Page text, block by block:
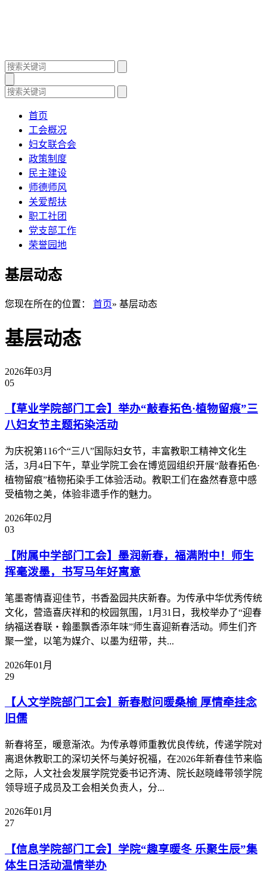
首页
工会概况
妇女联合会
政策制度
民主建设
师德师风
关爱帮扶
职工社团
党支部工作
荣誉园地
基层动态
您现在所在的位置： 首页» 基层动态
基层动态
2026年03月
05
【草业学院部门工会】举办“敲春拓色·植物留痕”三
八妇女节主题拓染活动
为庆祝第116个“三八”国际妇女节，丰富教职工精神文化生
活，3月4日下午，草业学院工会在博览园组织开展“敲春拓色·
植物留痕”植物拓染手工体验活动。教职工们在盎然春意中感
受植物之美，体验非遗手作的魅力。
2026年02月
03
【附属中学部门工会】墨润新春，福满附中！师生
挥毫泼墨，书写马年好寓意
笔墨寄情喜迎佳节，书香盈园共庆新春。为传承中华优秀传统
文化，营造喜庆祥和的校园氛围，1月31日，我校举办了“迎春
纳福送春联・翰墨飘香添年味”师生喜迎新春活动。师生们齐
聚一堂，以笔为媒介、以墨为纽带，共...
2026年01月
29
【人文学院部门工会】新春慰问暖桑榆 厚情牵挂念
旧儒
​新春将至，暖意渐浓。为传承尊师重教优良传统，传递学院对
离退休教职工的深切关怀与美好祝福，在2026年新春佳节来临
之际，人文社会发展学院党委书记齐涛、院长赵晓峰带领学院
领导班子成员及工会相关负责人，分...
2026年01月
27
【信息学院部门工会】学院“趣享暖冬 乐聚生辰”集
体生日活动温情举办